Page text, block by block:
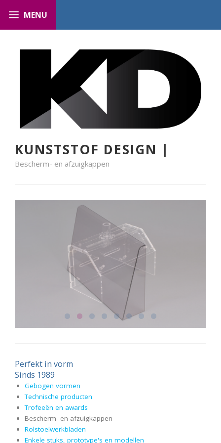
KUNSTSTOF DESIGN |
Bescherm- en afzuigkappen
Perfekt in vorm
Sinds 1989
Gebogen vormen
Technische producten
Trofeeёn en awards
Bescherm- en afzuigkappen
Rolstoelwerkbladen
Enkele stuks, prototype's en modellen